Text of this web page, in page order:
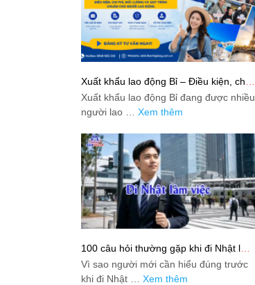
Xuất khẩu lao động Bỉ – Điều kiện, chi
phí, mức lương và quy trình chuẩn cho
người lao động
Xuất khẩu lao động Bỉ đang được nhiều
người lao … Xem thêm
100 câu hỏi thường gặp khi đi Nhật làm
việc: Giải đáp thật dễ hiểu cho người
mới bắt đầu
Vì sao người mới cần hiểu đúng trước
khi đi Nhật … Xem thêm